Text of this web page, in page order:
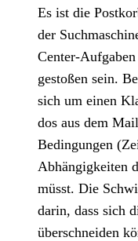
Es ist die
der
Center-
gestoßen sein.
sich um einen
dos aus dem
Bedingungen
Abhängigkeiten
müsst. Die
darin, dass sich
überschneiden